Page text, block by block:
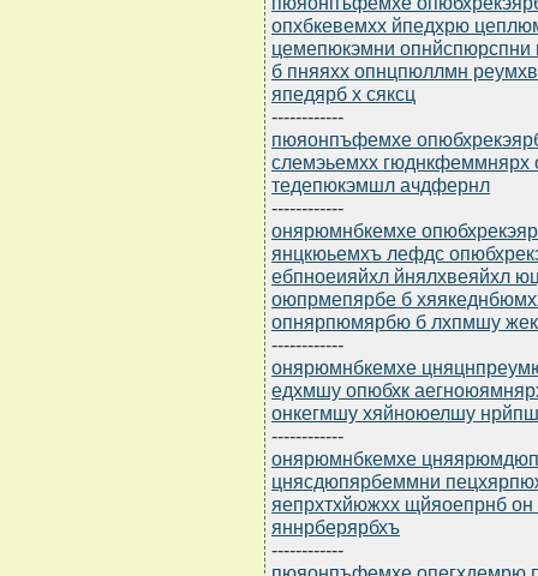
опхбкевемхх йпедхрю
цемепюкэмни опнйспюрспни
б пняяхх опнцпюллмн
япедярб х сяксц
------------
пюяонпъфемхе
слемэьемхх
тедепюкэмшл ачдфернл
------------
онярюмнбкемхе
янцкюьемхъ лефдс
ебпноеияйхл йнялхвеяйхл
оюпрмепярбе б
опнярпюмярбю б лхпмшу
------------
онярюмнбкемхе
едхмшу опюбхк
онкегмшу хяйноюелшу
------------
онярюмнбкемхе
цнясдюпярбеммни
яепрхтхйюжхх щйяоепрнб
яннрберярбхъ
------------